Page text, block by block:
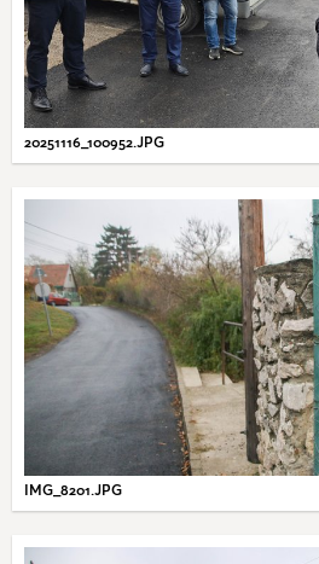
20251116_100952.JPG
IMG_8201.JPG